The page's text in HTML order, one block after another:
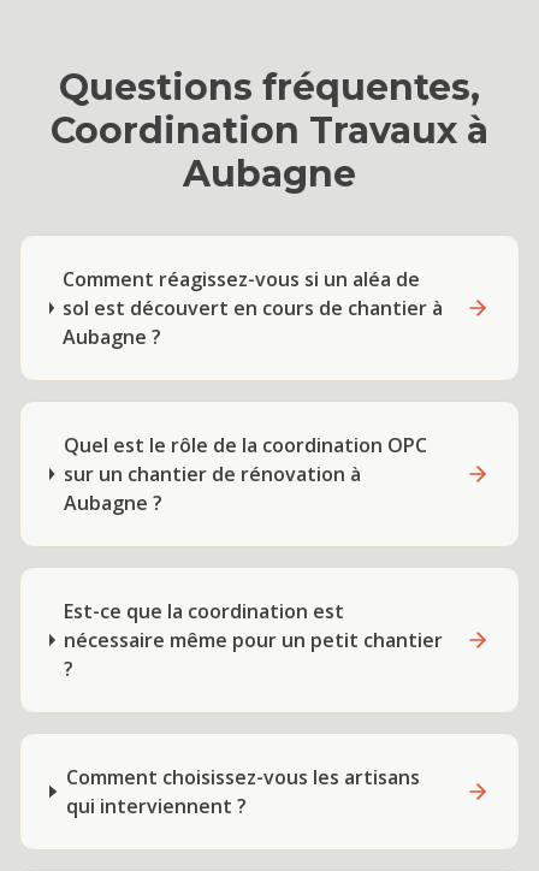
Questions fréquentes,
Coordination Travaux à
Aubagne
Comment réagissez-vous si un aléa de
sol est découvert en cours de chantier à
Aubagne ?
Quel est le rôle de la coordination OPC
sur un chantier de rénovation à
Aubagne ?
Est-ce que la coordination est
nécessaire même pour un petit chantier
?
Comment choisissez-vous les artisans
qui interviennent ?